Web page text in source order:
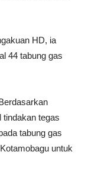
HD, ia
44 tabung gas
tindakan tegas
tabung gas
untuk